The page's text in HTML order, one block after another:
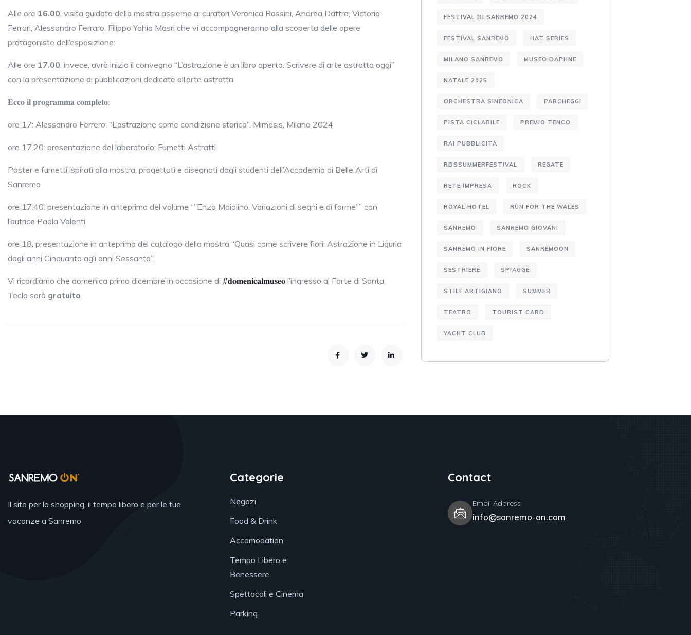
Alle ore 16.00, visita guidata della mostra assieme ai curatori Veronica Bassini, Andrea Daffra, Victoria
Ferrari, Alessandro Ferraro, Filippo Yahia Masri che vi accompagneranno alla scoperta delle opere
protagoniste dell’esposizione:
Alle ore 17.00, invece, avrà inizio il convegno “L’astrazione è un libro aperto. Scrivere di arte astratta oggi”
con la presentazione di pubblicazioni dedicate all’arte astratta.
𝐄𝐜𝐜𝐨 𝐢𝐥 𝐩𝐫𝐨𝐠𝐫𝐚𝐦𝐦𝐚 𝐜𝐨𝐦𝐩𝐥𝐞𝐭𝐨:
ore 17: Alessandro Ferrero: “L’astrazione come condizione storica”. Mimesis, Milano 2024
ore 17.20: presentazione del laboratorio: Fumetti Astratti
Poster e fumetti ispirati alla mostra, progettati e disegnati dagli studenti dell’Accademia di Belle Arti di
Sanremo
ore 17.40: presentazione in anteprima del volume “”Enzo Maiolino. Variazioni di segni e di forme”” con
l’autrice Paola Valenti.
ore 18: presentazione in anteprima del catalogo della mostra “Quasi come scrivere fiori. Astrazione in Liguria
dagli anni Cinquanta agli anni Sessanta”.
Vi ricordiamo che domenica primo dicembre in occasione di #𝐝𝐨𝐦𝐞𝐧𝐢𝐜𝐚𝐥𝐦𝐮𝐬𝐞𝐨 l’ingresso al Forte di Santa
Tecla sarà gratuito.
FESTIVAL DI SANREMO 2024
FESTIVAL SANREMO HAT SERIES
MILANO SANREMO MUSEO DAPHNE
NATALE 2025
ORCHESTRA SINFONICA PARCHEGGI
PISTA CICLABILE PREMIO TENCO
RAI PUBBLICITÀ
RDSSUMMERFESTIVAL REGATE
RETE IMPRESA ROCK
ROYAL HOTEL RUN FOR THE WALES
SANREMO SANREMO GIOVANI
SANREMO IN FIORE SANREMOON
SESTRIERE SPIAGGE
STILE ARTIGIANO SUMMER
TEATRO TOURIST CARD
YACHT CLUB
Il sito per lo shopping, il tempo libero e per le tue
vacanze a Sanremo
Categorie
Negozi
Food & Drink
Accomodation
Tempo Libero e
Benessere
Spettacoli e Cinema
Parking
Contact
Email Address
info@sanremo-on.com